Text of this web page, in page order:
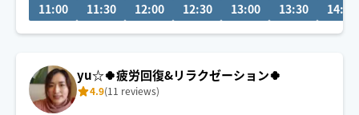
🕒ご希望のお時間がございましたら、お気軽にチャット
🐶🐱わんちゃん猫ちゃん🉑
11:00 11:30 12:00 12:30 13:00 13:30 14:00
yu☆🍀疲労回復&リラクゼーション🍀
4.9(11 reviews)